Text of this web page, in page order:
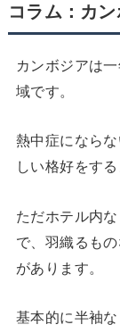
コラム：カ
カンボジアは
域です。
熱中症になら
しい格好をす
ただホテル内
で、羽織るも
があります。
基本的に半袖